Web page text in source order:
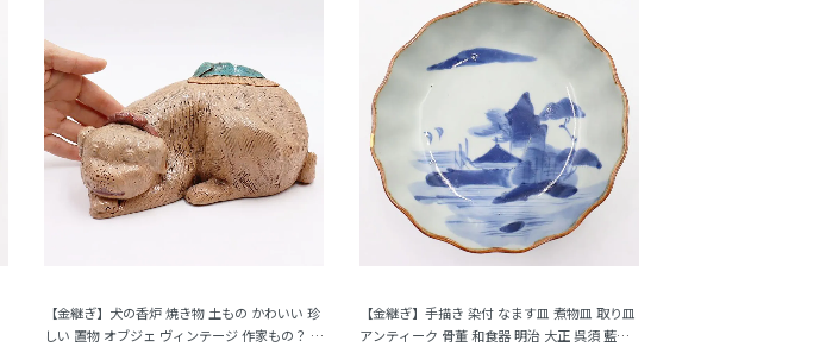
【金継ぎ】犬の香炉 焼き物 土もの かわいい 珍
しい 置物 オブジェ ヴィンテージ 作家もの？ イ
【金継ぎ】手描き 染付 なます皿 煮物皿 取り皿
アンティーク 骨董 和食器 明治 大正 呉須 藍